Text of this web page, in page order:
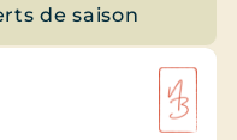
de saison